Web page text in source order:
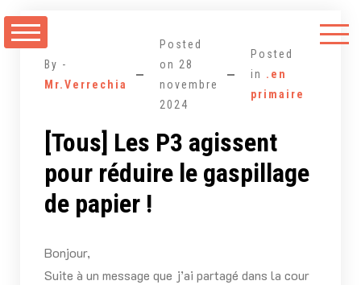
au
By -
Mr.Verrechia
Posted
on 28
novembre
2024
Posted
in .en
primaire
[Tous] Les P3 agissent
pour réduire le gaspillage
de papier !
Bonjour,
Suite à un message que j’ai partagé dans la cour